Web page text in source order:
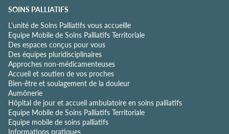
o
n
f
i
d
e
n
t
i
a
l
i
t
é
SOINS PALLIATIFS
L'unité de Soins Palliatifs vous accueille
Equipe Mobile de Soins Palliatifs Territoriale
Des espaces conçus pour vous
Des équipes pluridisciplinaires
Approches non-médicamenteuses
Accueil et soutien de vos proches
Bien-être et soulagement de la douleur
Aumônerie
Hôpital de jour et accueil ambulatoire en soins palliatifs
Equipe Mobile de Soins Palliatifs Territoriale
Equipe mobile de soins palliatifs
Informations pratiques